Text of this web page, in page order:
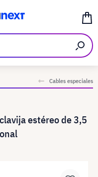
Cables especiales
estéreo de 3,5